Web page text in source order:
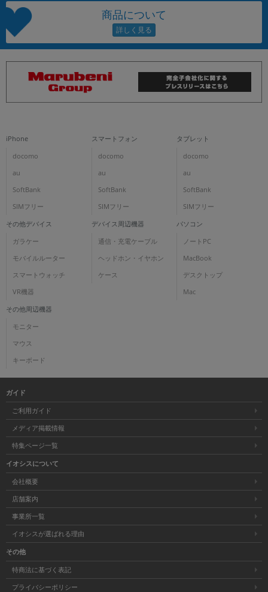
商品について
iPhone
docomo
au
SoftBank
SIMフリー
スマートフォン
docomo
au
SoftBank
SIMフリー
タブレット
docomo
au
SoftBank
SIMフリー
その他デバイス
ガラケー
モバイルルーター
スマートウォッチ
VR機器
デバイス周辺機器
通信・充電ケーブル
ヘッドホン・イヤホン
ケース
パソコン
ノートPC
MacBook
デスクトップ
Mac
その他周辺機器
モニター
マウス
キーボード
ガイド
ご利用ガイド
メディア掲載情報
特集ページ一覧
イオシスについて
会社概要
店舗案内
事業所一覧
イオシスが選ばれる理由
その他
特商法に基づく表記
プライバシーポリシー